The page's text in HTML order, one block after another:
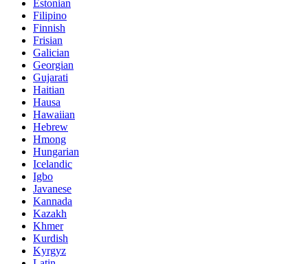
Estonian
Filipino
Finnish
Frisian
Galician
Georgian
Gujarati
Haitian
Hausa
Hawaiian
Hebrew
Hmong
Hungarian
Icelandic
Igbo
Javanese
Kannada
Kazakh
Khmer
Kurdish
Kyrgyz